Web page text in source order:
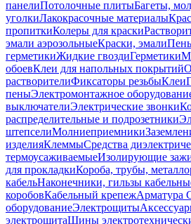
панелиПотолочные плитыБагеты,
уголкиЛакокрасочные материалы
пропиткиКолеры для краски
эмали аэрозольныеКраски, эмали
герметикиЖидкие гвоздиГерметики
обоевКлеи для напольных покрытий
растворителиФиксаторы резьбыКлеи
пеныЭлектромонтажное
выключателиЭлектрические звонки
распределительные и подрозетники
штепселиМолниеприемники
изделияКлеммыСредства
термоусаживаемыеИзолирующие
для прокладкиКороба, трубы,
кабельНаконечники, гильзы
коробовКабельный крепежАрматура
оборудованиеЭлектрощиты
электрощитаШины